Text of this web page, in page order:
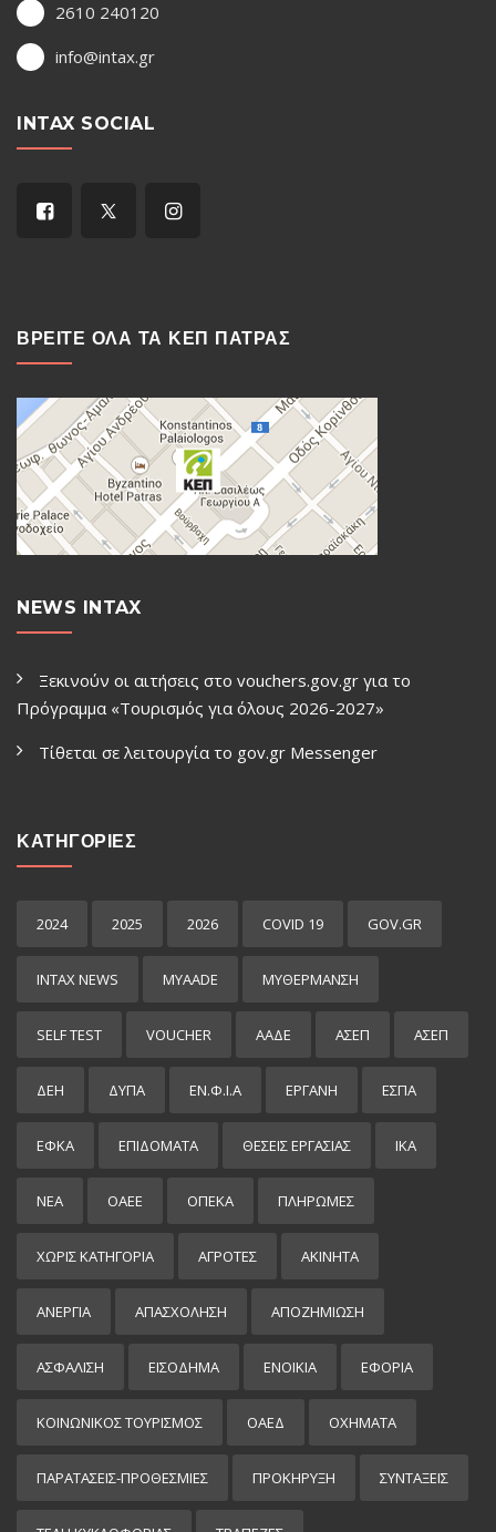
2610 240120
info@intax.gr
INTAX SOCIAL
ΒΡΕΙΤΕ ΟΛΑ ΤΑ ΚΕΠ ΠΑΤΡΑΣ
NEWS INTAX
Ξεκινούν οι αιτήσεις στο vouchers.gov.gr για το
Πρόγραμμα «Τουρισμός για όλους 2026-2027»
Τίθεται σε λειτουργία το gov.gr Μessenger
ΚΑΤΗΓΟΡΙΕΣ
2024 2025 2026 COVID 19 GOV.GR
INTAX NEWS MYAADE MYΘΈΡΜΑΝΣΗ
SELF TEST VOUCHER ΑΑΔΕ ΑΣΕΠ ΑΣΕΠ
ΔΕΗ ΔΥΠΑ ΕΝ.Φ.Ι.Α ΕΡΓΑΝΗ ΕΣΠΑ
ΕΦΚΑ ΕΠΙΔΌΜΑΤΑ ΘΕΣΕΙΣ ΕΡΓΑΣΙΑΣ ΙΚΑ
ΝΕΑ ΟΑΕΕ ΟΠΕΚΑ ΠΛΗΡΩΜΕΣ
ΧΩΡΊΣ ΚΑΤΗΓΟΡΊΑ ΑΓΡΟΤΕΣ ΑΚΙΝΗΤΑ
ΑΝΕΡΓΙΑ ΑΠΑΣΧΟΛΗΣΗ ΑΠΟΖΗΜΙΩΣΗ
ΑΣΦΑΛΙΣΗ ΕΙΣΌΔΗΜΑ ΕΝΟΙΚΙΑ ΕΦΟΡΙΑ
ΚΟΙΝΩΝΙΚΟΣ ΤΟΥΡΙΣΜΟΣ ΟΑΕΔ ΟΧΗΜΑΤΑ
ΠΑΡΑΤΑΣΕΙΣ-ΠΡΟΘΕΣΜΙΕΣ ΠΡΟΚΉΡΥΞΗ ΣΥΝΤΑΞΕΙΣ